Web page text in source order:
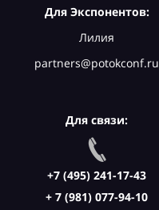
Для Экспонентов:
Лилия
partners@potokconf.ru
Для связи:
+7 (495) 241-17-43
+ 7 (981) 077-94-10